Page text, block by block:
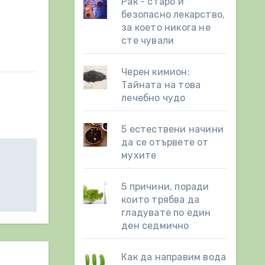
безопасно лекарство,
за което никога не
сте чували
Черен кимион:
Тайната на това
лечебно чудо
5 естествени начини
да се отървете от
мухите
5 причини, поради
които трябва да
гладувате по един
ден седмично
Как да направим вода